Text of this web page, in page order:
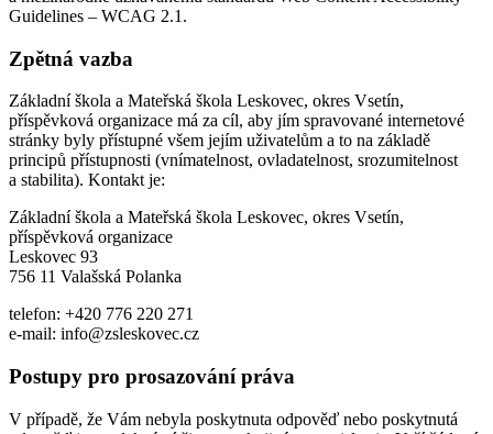
Guidelines – WCAG 2.1.
Zpětná vazba
Základní škola a Mateřská škola Leskovec, okres Vsetín,
příspěvková organizace má za cíl, aby jím spravované internetové
stránky byly přístupné všem jejím uživatelům a to na základě
principů přístupnosti (vnímatelnost, ovladatelnost, srozumitelnost
a stabilita). Kontakt je:
Základní škola a Mateřská škola Leskovec, okres Vsetín,
příspěvková organizace
Leskovec 93
756 11 Valašská Polanka
telefon: +420 776 220 271
e-mail: info@zsleskovec.cz
Postupy pro prosazování práva
V případě, že Vám nebyla poskytnuta odpověď nebo poskytnutá